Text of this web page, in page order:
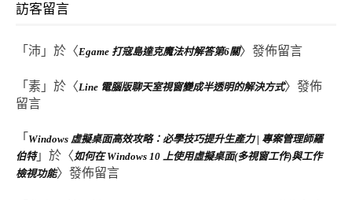
訪客留言
「 沛 」於〈Egame 打寇島達克魔法村解答第6關〉發佈留言
「 素 」於〈Line 電腦版聊天室視窗變成半透明的解決方式〉發佈
留言
「 Windows 虛擬桌面高效攻略：必學技巧提升生產力 | 專案管理師羅
伯特」於〈 如何在 Windows 10 上使用虛擬桌面(多視窗工作)與工作
檢視功能〉發佈留言